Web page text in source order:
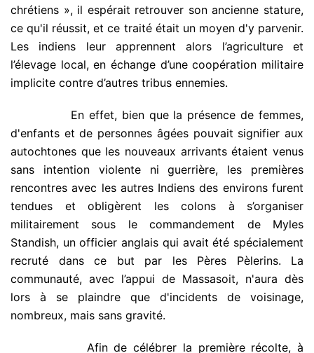
chrétiens », il espérait retrouver son ancienne stature,
ce qu'il réussit, et ce traité était un moyen d'y parvenir.
Les indiens leur apprennent alors l’agriculture et
l’élevage local, en échange d’une coopération militaire
implicite contre d’autres tribus ennemies.
En effet, bien que la présence de femmes,
d'enfants et de personnes âgées pouvait signifier aux
autochtones que les nouveaux arrivants étaient venus
sans intention violente ni guerrière, les premières
rencontres avec les autres Indiens des environs furent
tendues et obligèrent les colons à s’organiser
militairement sous le commandement de Myles
Standish, un officier anglais qui avait été spécialement
recruté dans ce but par les Pères Pèlerins. La
communauté, avec l’appui de Massasoit, n'aura dès
lors à se plaindre que d'incidents de voisinage,
nombreux, mais sans gravité.
Afin de célébrer la première récolte, à